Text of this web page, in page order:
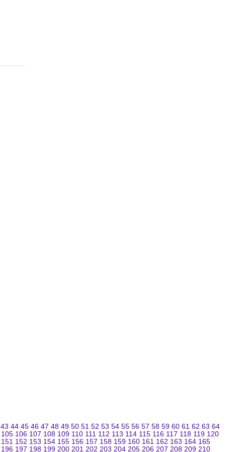
43 44 45 46 47 48 49 50 51 52 53 54 55 56 57 58 59 60 61 62 63 64
105 106 107 108 109 110 111 112 113 114 115 116 117 118 119 120
151 152 153 154 155 156 157 158 159 160 161 162 163 164 165
196 197 198 199 200 201 202 203 204 205 206 207 208 209 210